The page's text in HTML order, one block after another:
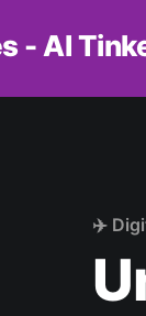
- AI
✈️